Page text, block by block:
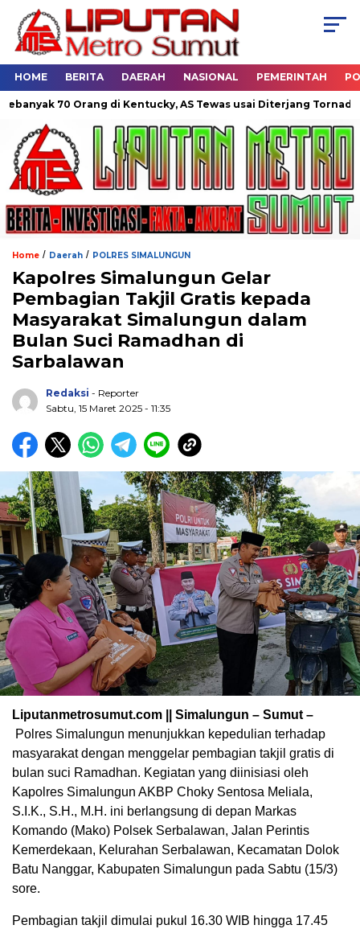
HOME BERITA DAERAH NASIONAL PEMERINTAH
Orang di Kentucky, AS Tewas usai Diterjang Tornado Dahsyat
Home / Daerah / POLRES SIMALUNGUN
Kapolres Simalungun Gelar
Pembagian Takjil Gratis kepada
Masyarakat Simalungun dalam
Bulan Suci Ramadhan di
Sarbalawan
Redaksi - Reporter
Sabtu, 15 Maret 2025 - 11:35
Liputanmetrosumut.com || Simalungun – Sumut –
Polres Simalungun menunjukkan kepedulian terhadap
masyarakat dengan menggelar pembagian takjil gratis di
bulan suci Ramadhan. Kegiatan yang diinisiasi oleh
Kapolres Simalungun AKBP Choky Sentosa Meliala,
S.I.K., S.H., M.H. ini berlangsung di depan Markas
Komando (Mako) Polsek Serbalawan, Jalan Perintis
Kemerdekaan, Kelurahan Serbalawan, Kecamatan Dolok
Batu Nanggar, Kabupaten Simalungun pada Sabtu (15/3)
sore.
Pembagian takjil dimulai pukul 16.30 WIB hingga 17.45